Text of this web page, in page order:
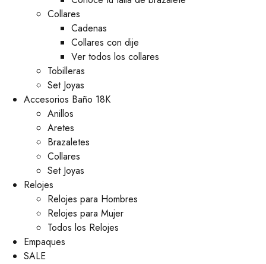
Collares
Cadenas
Collares con dije
Ver todos los collares
Tobilleras
Set Joyas
Accesorios Baño 18K
Anillos
Aretes
Brazaletes
Collares
Set Joyas
Relojes
Relojes para Hombres
Relojes para Mujer
Todos los Relojes
Empaques
SALE